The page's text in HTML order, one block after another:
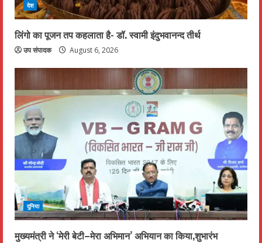
देश
लिंगो का पूजन तप कहलाता है- डॉ. स्वामी इंदुभवानन्द तीर्थ
उप संपादक August 6, 2026
दुनिया
मुख्यमंत्री ने ‘मेरी बेटी–मेरा अभिमान’ अभियान का किया,शुभारंभ